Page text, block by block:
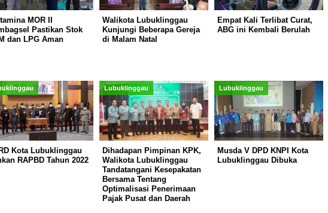
MOR II
Pastikan Stok
dan LPG Aman
Walikota Lubuklinggau
Kunjungi Beberapa Gereja
di Malam Natal
Empat Kali Terlibat Curat,
ABG ini Kembali Berulah
Kota Lubuklinggau
RAPBD Tahun 2022
Lubuklinggau
Dihadapan Pimpinan KPK,
Walikota Lubuklinggau
Tandatangani Kesepakatan
Bersama Tentang
Optimalisasi Penerimaan
Pajak Pusat dan Daerah
Lubuklinggau
Musda V DPD KNPI Kota
Lubuklinggau Dibuka